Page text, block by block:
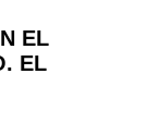
EL
EL